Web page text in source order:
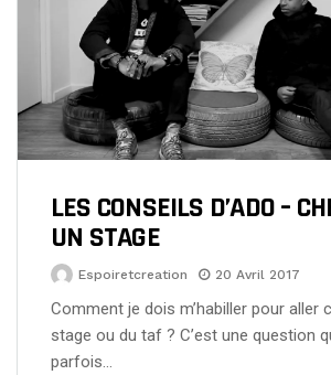
LES CONSEILS D’ADO –
UN STAGE
Espoiretcreation 20 Avril 2017
Comment je dois m’habiller pour aller
stage ou du taf ? C’est une question
parfois…